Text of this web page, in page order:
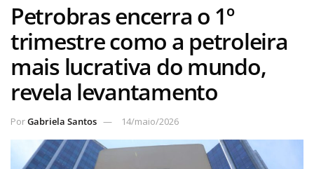
Petrobras encerra o 1º
trimestre como a petroleira
mais lucrativa do mundo,
revela levantamento
PorGabriela Santos 14/maio/2026